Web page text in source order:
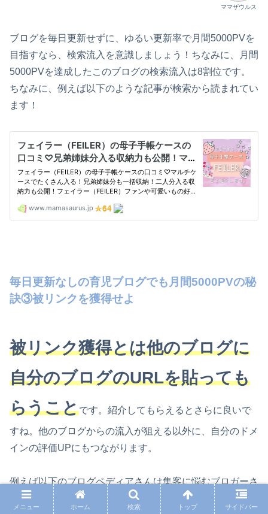
ママザウルス
ブログを毎日更新せずに、ゆるい更新率で月間5000PVを
目指すなら、検索流入を意識しましょう！ちなみに、月間
5000PVを達成したこのブログの検索流入は8割位です。
ちなみに、例えば以下のような記事が検索から読まれてい
ます！
毎日更新なしの育児ブログでも月間5000PVの秘
訣③被リンクを獲得せよ
被リンク獲得とは他のブログに
自分のブログのURLを貼っても
らうことです。紹介してもらえるとさらに良いで
すね。他のブログからの流入が狙える以外に、自分のドメ
インの評価UPにもつながります。
例えば以下のブログペディアさんは集客に悩むブロガーさ
んがブログを紹介できる場所です。他のブロガーさんのコ
メニュー ホーム 検索 トップ サイドバー